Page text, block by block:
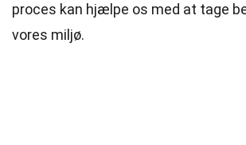
proces kan hjælpe os med at tage
vores miljø.